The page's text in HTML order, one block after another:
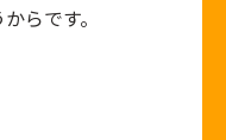
らです。